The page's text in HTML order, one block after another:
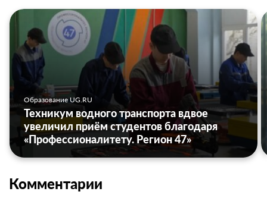
Образование UG.RU
Техникум водного транспорта вдвое
увеличил приём студентов благодаря
«Профессионалитету. Регион 47»
Комментарии